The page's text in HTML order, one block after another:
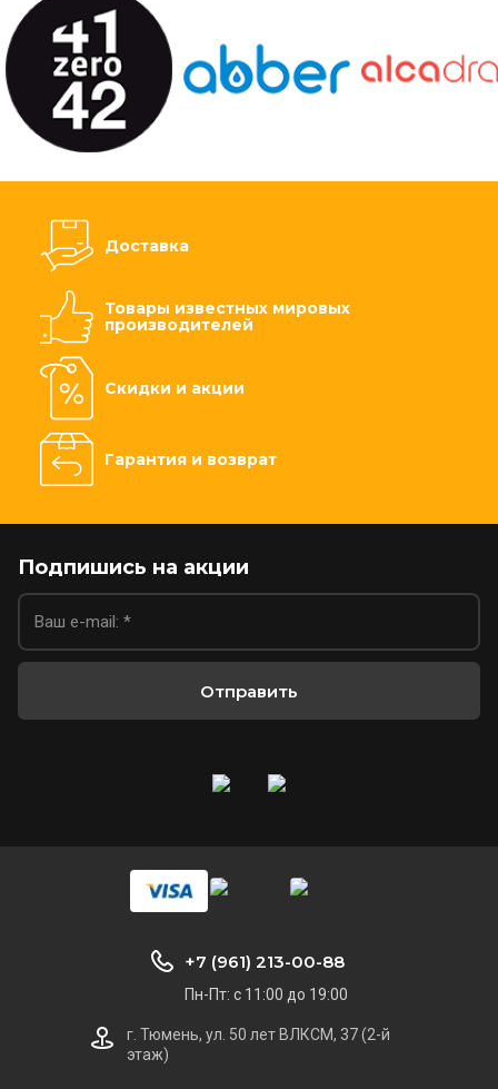
Доставка
Товары известных мировых
производителей
Скидки и акции
Гарантия и возврат
Подпишись на акции
Отправить
+7 (961) 213-00-88
Пн-Пт: с 11:00 до 19:00
г. Тюмень, ул. 50 лет ВЛКСМ, 37 (2-й
этаж)